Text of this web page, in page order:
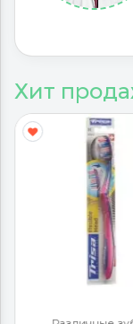
Хит